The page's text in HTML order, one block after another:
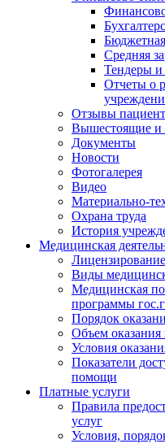
Средняя
Тендеры
Отчеты о
Отзывы
Вышестоящие и
Документы
Новости
Фотогалерея
Видео
Материально-
Охрана труда
История
Медицинская
Лицензирование
Виды
Медицинская
программы
Порядок
Объем
Условия
Показатели
помощи
Платные услуги
Правила
услуг
Условия,